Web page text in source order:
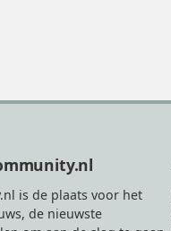
is de plaats voor het
de nieuwste